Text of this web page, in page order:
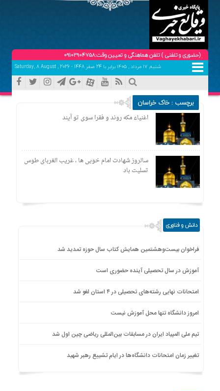
و تلفنی ) تلفن هماهنگی و تعیین وقت:09102904758
شنبه, ۱۷ مرداد , ۱۴۰۵ برابر با 24 صفر 1448 - Saturday, 8 August , 2026
برچسب : خاک خراسان
اغنیاء مکه روند و فقرا سوی تو آیند
سالروز شهادت امام خوبی ها ، غریب الغربای طوس
تسلیت باد
دانش و فناوری
فراخوان بیست‌وهشتمین همایش کتاب سال حوزه تمدید شد
آموزش در سال تحصیلی آینده حضوری است
امتحانات نهایی رشته‌های تحصیلی در ۴ استان لغو شد
امروز دانشگاه تنها محل آموزش نیست
تیم ملی المپیاد ایران در مسابقات بین‌المللی ریاضی چین اول شد
تغییر زمان امتحانات دانشگاه‌ها در ایام تشییع رهبر شهید